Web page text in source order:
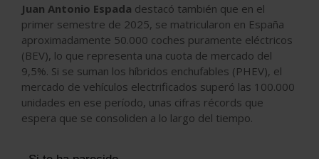
Juan Antonio Espada destacó también que en el
primer semestre de 2025, se matricularon en España
aproximadamente 50.000 coches puramente eléctricos
(BEV), lo que representa una cuota de mercado del
9,5%. Si se suman los híbridos enchufables (PHEV), el
mercado de vehículos electrificados superó las 100.000
unidades en ese período, unas cifras récords que
espera que se consoliden a lo largo del tiempo.